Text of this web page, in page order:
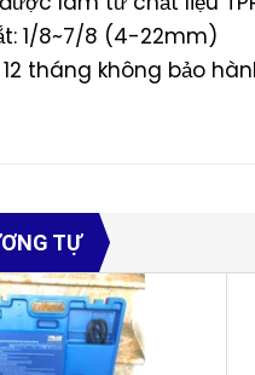
1/8~7/8 (4-22mm)
12 tháng không bảo
TỰ